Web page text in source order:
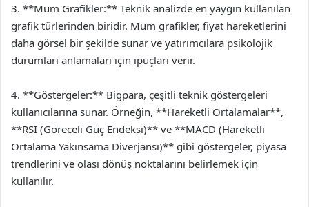
3. **Mum Grafikler:** Teknik analizde en yaygın kullanılan
grafik türlerinden biridir. Mum grafikler, fiyat hareketlerini
daha görsel bir şekilde sunar ve yatırımcılara psikolojik
durumları anlamaları için ipuçları verir.
4. **Göstergeler:** Bigpara, çeşitli teknik göstergeleri
kullanıcılarına sunar. Örneğin, **Hareketli Ortalamalar**,
**RSI (Göreceli Güç Endeksi)** ve **MACD (Hareketli
Ortalama Yakınsama Diverjansı)** gibi göstergeler, piyasa
trendlerini ve olası dönüş noktalarını belirlemek için
kullanılır.